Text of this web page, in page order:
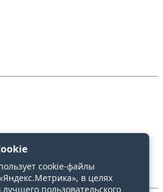
cookie-файлы
в целях
пользовательского